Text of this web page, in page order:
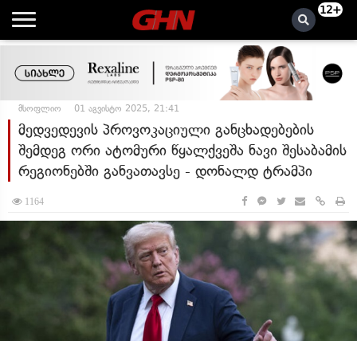
12+
მსოფლიო 01 აგვისტო 2025, 21:41
მედვედევის პროვოკაციული განცხადებების
შემდეგ ორი ატომური წყალქვეშა ნავი შესაბამის
რეგიონებში განვათავსე - დონალდ ტრამპი
1164